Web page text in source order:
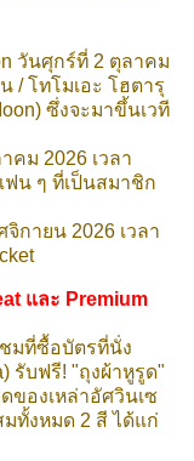
วันศุกร์ที่ 2 ตุลาคม
/ โทโมเอะ โฮตารุ
ซึ่งจะมาขึ้นเวที
ม 2026 เวลา
ฟน ๆ ที่เป็นสมาชิก
กายน 2026 เวลา
และ Premium
มที่ซื้อบัตรที่นั่ง
รับฟรี! "ถุงผ้าหูรูด"
ของเหล่าอัศวินเซ
ทั้งหมด 2 สี ได้แก่